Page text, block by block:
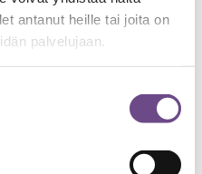
antanut heille tai joita on
palvelujaan.